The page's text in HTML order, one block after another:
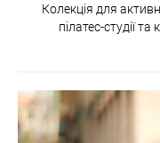
Колекція для
пілатес-студії